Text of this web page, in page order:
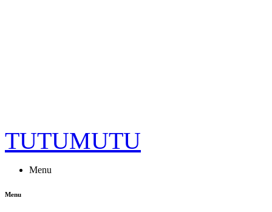
TUTUMUTU
Menu
Menu